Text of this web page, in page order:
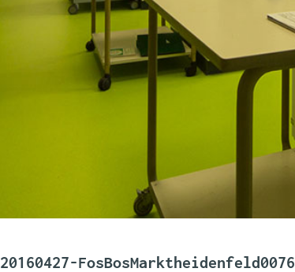
20160427-FosBosMarktheidenfeld0076